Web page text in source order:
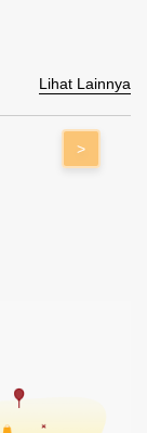
Lihat Lainnya
>